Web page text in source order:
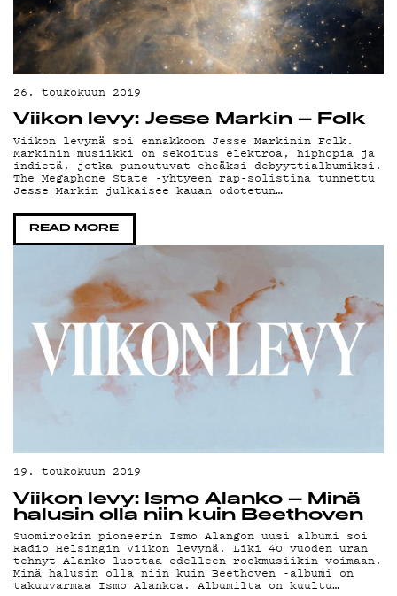
G
26. toukokuun 2019
Viikon levy: Jesse Markin – Folk
Viikon levynä soi ennakkoon Jesse Markinin Folk.
Markinin musiikki on sekoitus elektroa, hiphopia ja
indietä, jotka punoutuvat eheäksi debyyttialbumiksi.
The Megaphone State -yhtyeen rap-solistina tunnettu
Jesse Markin julkaisee kauan odotetun…
READ MORE
19. toukokuun 2019
Viikon levy: Ismo Alanko – Minä
halusin olla niin kuin Beethoven
Suomirockin pioneerin Ismo Alangon uusi albumi soi
Radio Helsingin Viikon levynä. Liki 40 vuoden uran
tehnyt Alanko luottaa edelleen rockmusiikin voimaan.
Minä halusin olla niin kuin Beethoven -albumi on
takuuvarmaa Ismo Alankoa. Albumilta on kuultu…